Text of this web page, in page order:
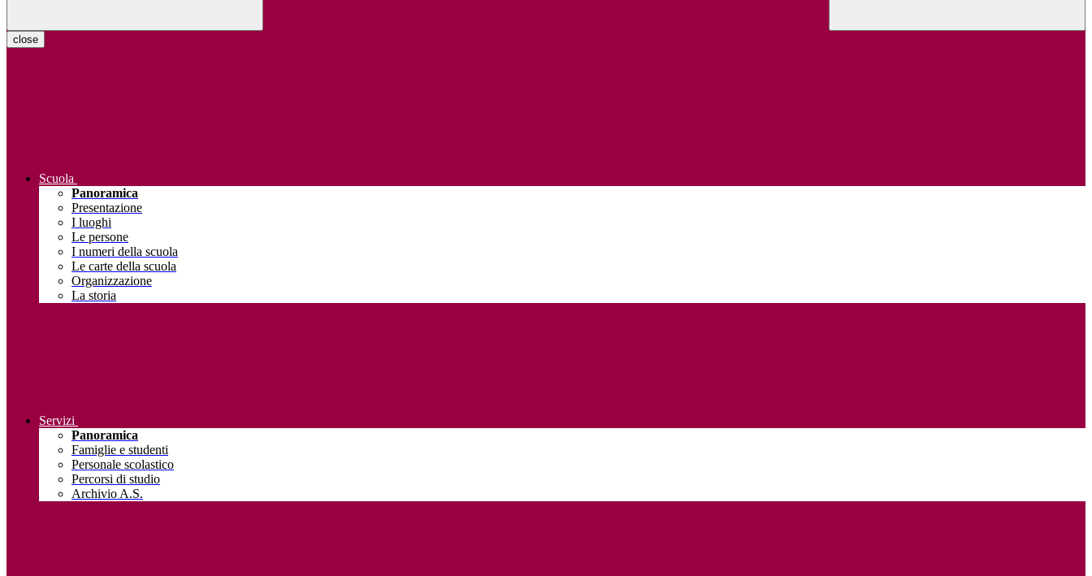
close
Scuola
Panoramica
Presentazione
I luoghi
Le persone
I numeri della scuola
Le carte della scuola
Organizzazione
La storia
Servizi
Panoramica
Famiglie e studenti
Personale scolastico
Percorsi di studio
Archivio A.S.